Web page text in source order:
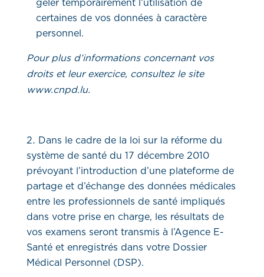
geler temporairement l’utilisation de
certaines de vos données à caractère
personnel.
Pour plus d’informations concernant vos
droits et leur exercice, consultez le site
www.cnpd.lu.
Dans le cadre de la loi sur la réforme du
système de santé du 17 décembre 2010
prévoyant l’introduction d’une plateforme de
partage et d’échange des données médicales
entre les professionnels de santé impliqués
dans votre prise en charge, les résultats de
vos examens seront transmis à l’Agence E-
Santé et enregistrés dans votre Dossier
Médical Personnel (DSP).